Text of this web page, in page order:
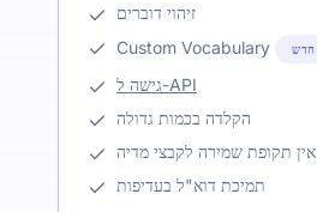
זיהוי דוברים
Custom Vocabulary
חדש
גישה ל-API
הקלדה בכמות גדולה
אין תקופת שמירה לקבצי מדיה
תמיכת דוא"ל בעדיפות